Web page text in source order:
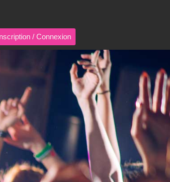
/ Connexion